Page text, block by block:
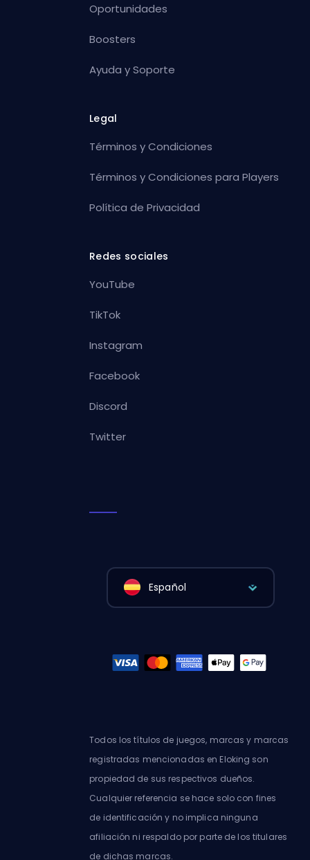
Oportunidades
Boosters
Ayuda y Soporte
Legal
Términos y Condiciones
Términos y Condiciones para Players
Política de Privacidad
Redes sociales
YouTube
TikTok
Instagram
Facebook
Discord
Twitter
Español
Todos los títulos de juegos, marcas y marcas
registradas mencionadas en Eloking son
propiedad de sus respectivos dueños.
Cualquier referencia se hace solo con fines
de identificación y no implica ninguna
afiliación ni respaldo por parte de los titulares
de dichas marcas.